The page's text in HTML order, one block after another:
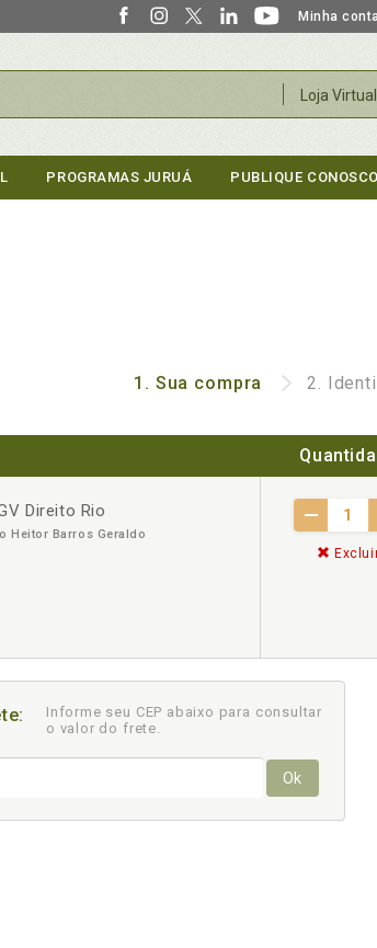
Minha
Loja Virtual
PROGRAMAS JURUÁ PUBLIQUE CONOSCO
1. Sua compra 2.
Direito Rio
Heitor Barros Geraldo
Informe seu CEP abaixo para consultar
o valor do frete.
Ok